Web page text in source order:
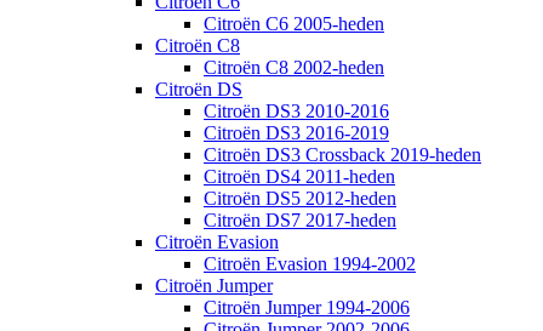
Citroën C6 2005-heden
Citroën C8
Citroën C8 2002-heden
Citroën DS
Citroën DS3 2010-2016
Citroën DS3 2016-2019
Citroën DS3 Crossback 2019-heden
Citroën DS4 2011-heden
Citroën DS5 2012-heden
Citroën DS7 2017-heden
Citroën Evasion
Citroën Evasion 1994-2002
Citroën Jumper
Citroën Jumper 1994-2006